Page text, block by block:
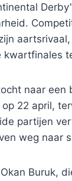
kwartfinales
naar
22 april,
partijen
weg naar
Buruk,